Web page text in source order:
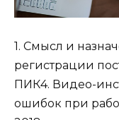
1. Смысл и
регистрации
ПИК4. Видео-
ошибок при